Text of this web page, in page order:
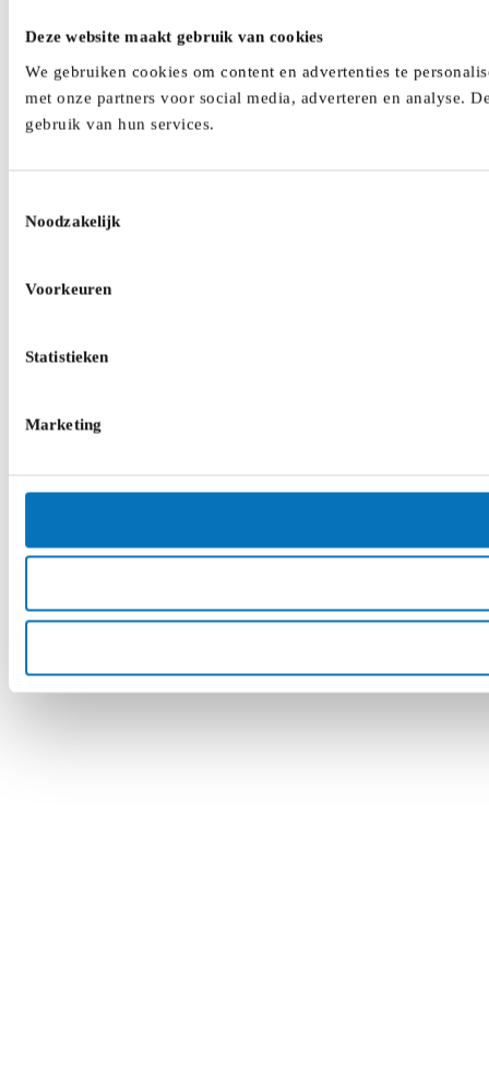
Deze website maakt gebruik van cookies
We gebruiken cookies om content en advertenties te
met onze partners voor social media, adverteren en analyse.
gebruik van hun services.
Noodzakelijk
Voorkeuren
Statistieken
Marketing